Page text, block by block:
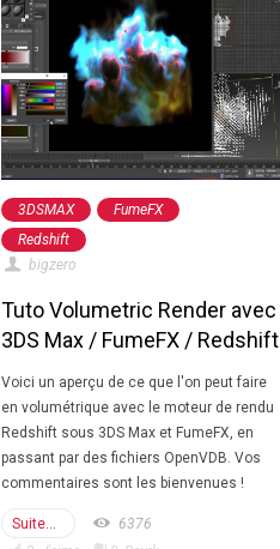
3DSMAX
FumeFX
Redshift
bigzero
Tuto Volumetric Render avec
3DS Max / FumeFX / Redshift
Voici un aperçu de ce que l'on peut faire
en volumétrique avec le moteur de rendu
Redshift sous 3DS Max et FumeFX, en
passant par des fichiers OpenVDB. Vos
commentaires sont les bienvenues !
Suite...
6376